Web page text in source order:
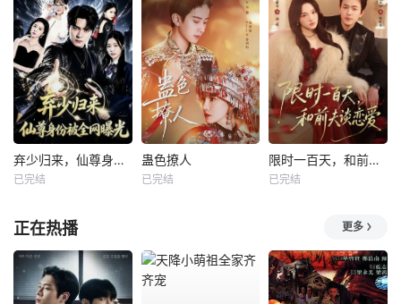
弃少归来，仙尊身份被全网曝光
已完结
蛊色撩人
已完结
限时一百天，和前夫谈恋爱
已完结
正在热播 更多